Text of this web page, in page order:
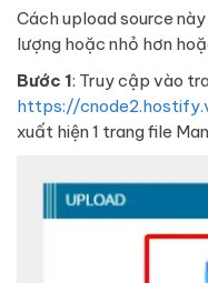
Cách upload source
lượng hoặc nhỏ hơn
Bước 1: Truy cập vào
https://
xuất hiện 1 trang file